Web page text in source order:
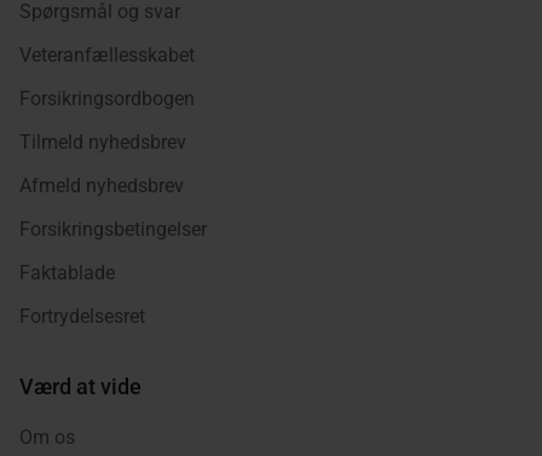
Spørgsmål og svar
Veteranfællesskabet
Forsikringsordbogen
Tilmeld nyhedsbrev
Afmeld nyhedsbrev
Forsikringsbetingelser
Faktablade
Fortrydelsesret
Værd at vide
Om os